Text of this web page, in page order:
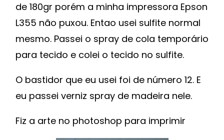
de 180gr porém a minha impressora Epson
L355 não puxou. Entao usei sulfite normal
mesmo. Passei o spray de cola temporário
para tecido e colei o tecido no sulfite.
O bastidor que eu usei foi de número 12. E
eu passei verniz spray de madeira nele.
Fiz a arte no photoshop para imprimir